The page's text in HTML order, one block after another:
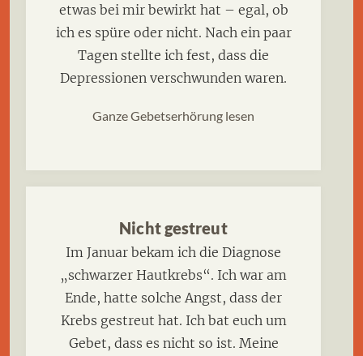
etwas bei mir bewirkt hat – egal, ob
ich es spüre oder nicht. Nach ein paar
Tagen stellte ich fest, dass die
Depressionen verschwunden waren.
Ganze Gebetserhörung lesen
Nicht gestreut
Im Januar bekam ich die Diagnose
„schwarzer Hautkrebs“. Ich war am
Ende, hatte solche Angst, dass der
Krebs gestreut hat. Ich bat euch um
Gebet, dass es nicht so ist. Meine